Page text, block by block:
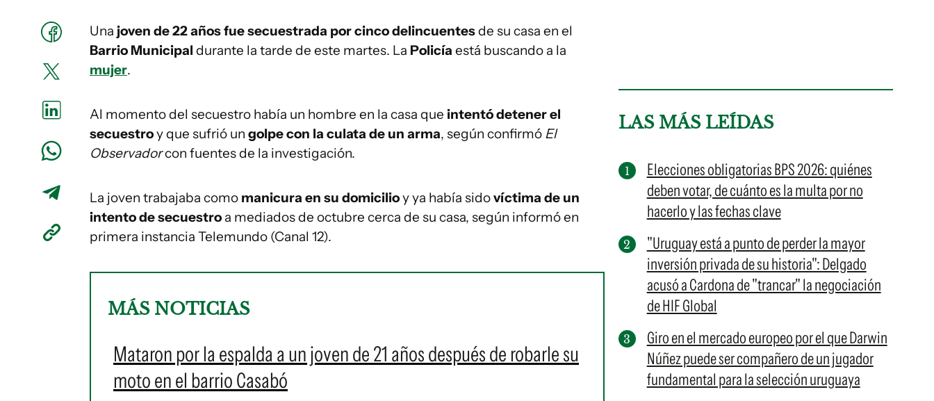
Una joven de 22 años fue secuestrada por cinco delincuentesde su casa en el
Barrio Municipal durante la tarde de este martes. La Policía está buscando a la
mujer.
Al momento del secuestro había un hombre en la casa que intentó detener el
secuestroy que sufrió un golpe con la culata de un arma, según confirmó El
Observadorcon fuentes de la investigación.
La joven trabajaba como manicura en su domicilioy ya había sidovíctima de un
intento de secuestro a mediados de octubre cerca de su casa, según informó en
primera instancia Telemundo (Canal 12).
MÁS NOTICIAS
Mataron por la espalda a un joven de 21 años después de robarle su
moto en el barrio Casabó
LAS MÁS LEÍDAS
Elecciones obligatorias BPS 2026: quiénes
deben votar, de cuánto es la multa por no
hacerlo y las fechas clave
"Uruguay está a punto de perder la mayor
inversión privada de su historia": Delgado
acusó a Cardona de "trancar" la negociación
de HIF Global
Giro en el mercado europeo por el que Darwin
Núñez puede ser compañero de un jugador
fundamental para la selección uruguaya